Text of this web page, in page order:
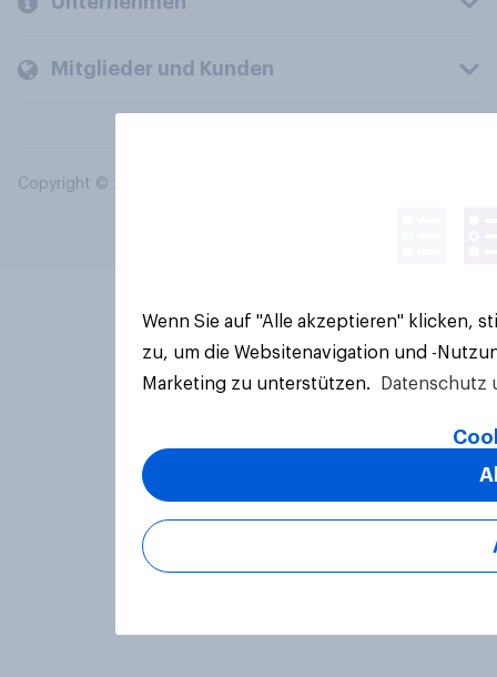
Mitglieder und Kunden
Copyright © 2026 YouGov PLC. Alle Rechte vorbehalten.
Wenn Sie auf "Alle akzeptieren" klicken,
zu, um die Websitenavigation und -
Marketing zu unterstützen.
Datenschutz